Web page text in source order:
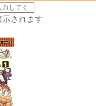
索
されます